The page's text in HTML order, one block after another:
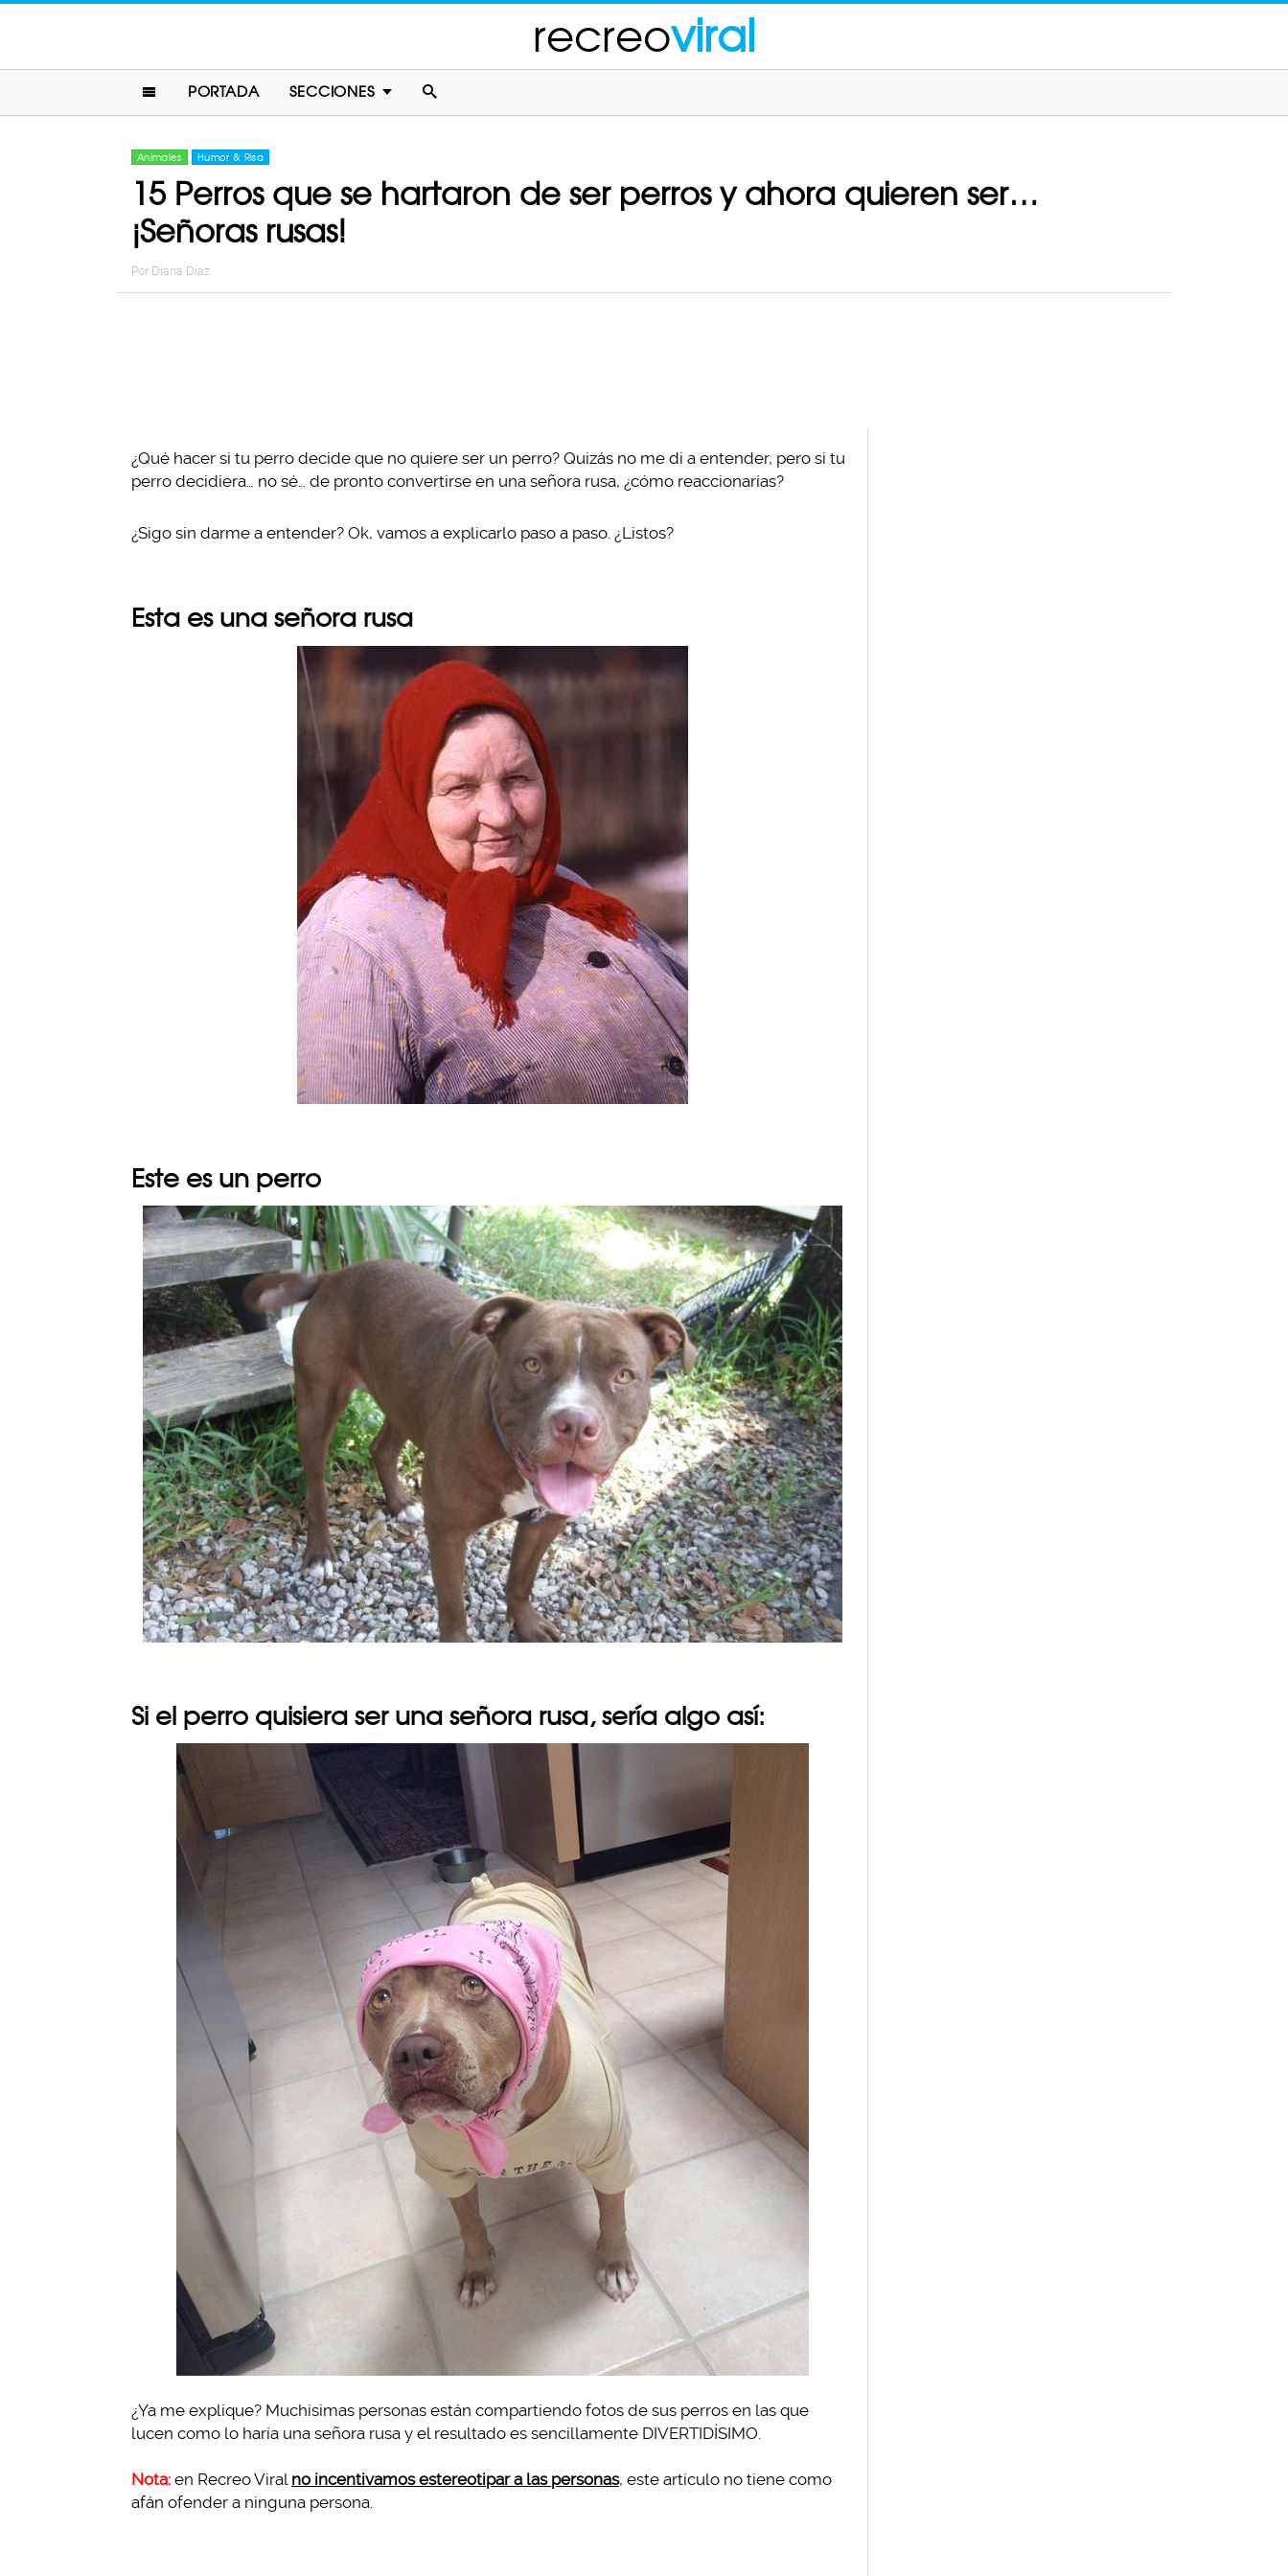
recreoviral
PORTADA SECCIONES
Animales Humor & Risa
15 Perros que se hartaron de ser perros y ahora quieren ser…
¡Señoras rusas!
Por Diana Diaz
¿Qué hacer si tu perro decide que no quiere ser un perro? Quizás no me di a entender, pero si tu
perro decidiera… no sé… de pronto convertirse en una señora rusa, ¿cómo reaccionarías?
¿Sigo sin darme a entender? Ok, vamos a explicarlo paso a paso. ¿Listos?
Esta es una señora rusa
Este es un perro
Si el perro quisiera ser una señora rusa, sería algo así:
¿Ya me explique? Muchísimas personas están compartiendo fotos de sus perros en las que
lucen como lo haría una señora rusa y el resultado es sencillamente DIVERTIDÍSIMO.
Nota: en Recreo Viral no incentivamos estereotipar a las personas, este artículo no tiene como
afán ofender a ninguna persona.